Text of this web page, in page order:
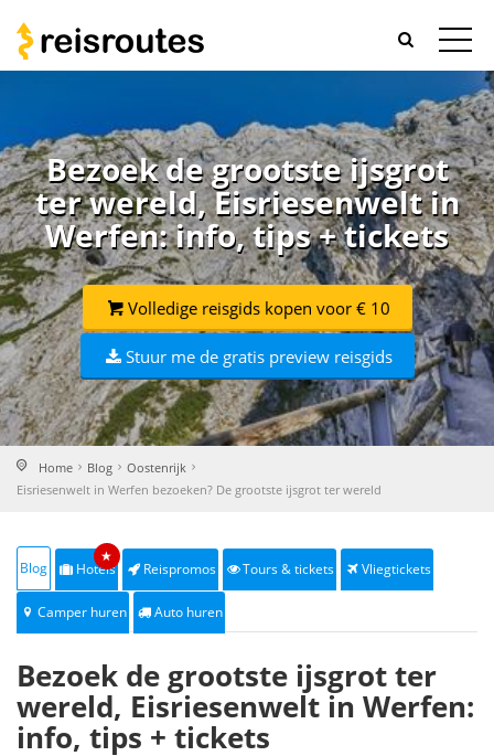
Bezoek de grootste ijsgrot
ter wereld, Eisriesenwelt in
Werfen: info, tips + tickets
Volledige reisgids kopen voor € 10
Stuur me de gratis preview reisgids
Home Blog
Oostenrijk
Eisriesenwelt in Werfen bezoeken? De grootste ijsgrot ter wereld
Blog Hotels
★
Reispromos Tours & tickets Vliegtickets
Camper huren Auto huren
Bezoek de grootste ijsgrot ter
wereld, Eisriesenwelt in Werfen:
info, tips + tickets